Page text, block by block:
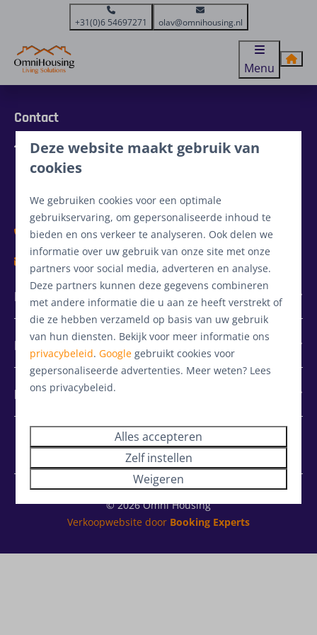
+31(0)6 54697271 olav@omnihousing.nl
Menu
Contact
Grotel 7
5761 RA Bakel
Nederland
+31(0)6 54697271
olav@omnihousing.nl
Informatie
Investeren
Diensten
© 2026 Omni Housing
Verkoopwebsite door Booking Experts
Deze website maakt gebruik van
cookies
We gebruiken cookies voor een optimale
gebruikservaring, om gepersonaliseerde inhoud te
bieden en ons verkeer te analyseren. Ook delen we
informatie over uw gebruik van onze site met onze
partners voor social media, adverteren en analyse.
Deze partners kunnen deze gegevens combineren
met andere informatie die u aan ze heeft verstrekt of
die ze hebben verzameld op basis van uw gebruik
van hun diensten. Bekijk voor meer informatie ons
privacybeleid.Google gebruikt cookies voor
gepersonaliseerde advertenties. Meer weten? Lees
ons privacybeleid.
Alles accepteren
Zelf instellen
Weigeren